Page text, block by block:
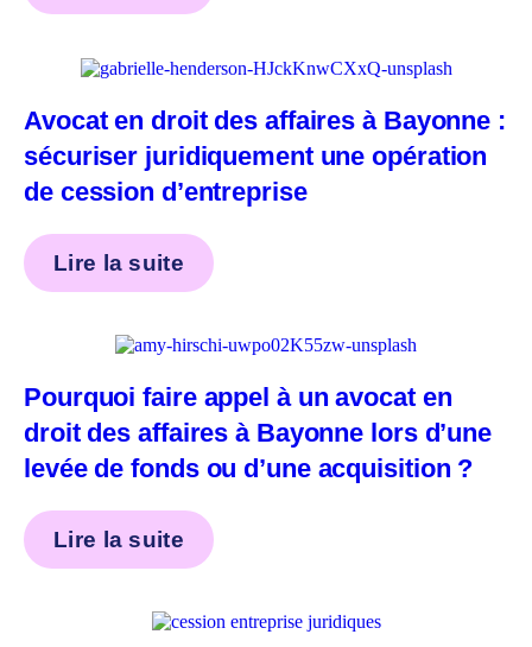
Avocat en droit des affaires à Bayonne :
sécuriser juridiquement une opération
de cession d’entreprise
Lire la suite
Pourquoi faire appel à un avocat en
droit des affaires à Bayonne lors d’une
levée de fonds ou d’une acquisition ?
Lire la suite